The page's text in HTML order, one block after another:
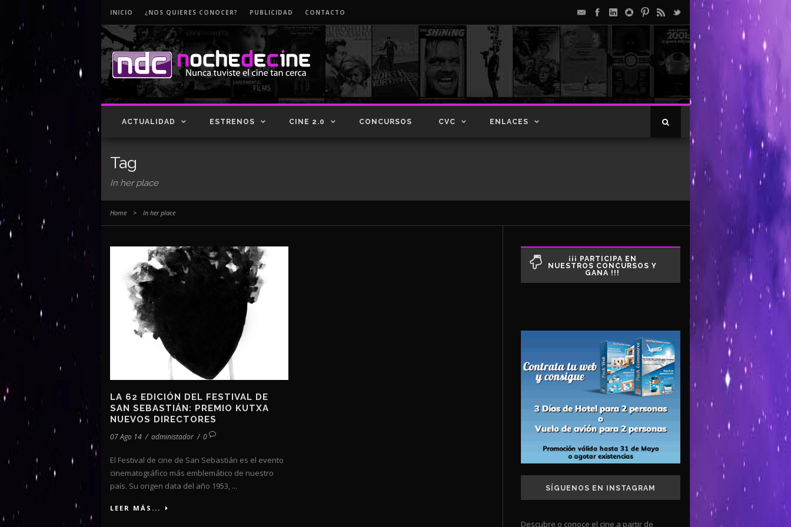
INICIO ¿NOS QUIERES CONOCER? PUBLICIDAD CONTACTO
ACTUALIDAD ESTRENOS CINE 2.0 CONCURSOS CVC ENLACES
Tag
In her place
Home > In her place
LA 62 EDICIÓN DEL FESTIVAL DE
SAN SEBASTIÁN: PREMIO KUTXA
NUEVOS DIRECTORES
07 Ago 14 / administador / 0
El Festival de cine de San Sebastián es el evento
cinematográfico más emblemático de nuestro
país. Su origen data del año 1953, ...
LEER MÁS...
¡¡¡ PARTICIPA EN
NUESTROS CONCURSOS Y
GANA !!!
SÍGUENOS EN INSTAGRAM
Descubre o conoce el cine a partir de